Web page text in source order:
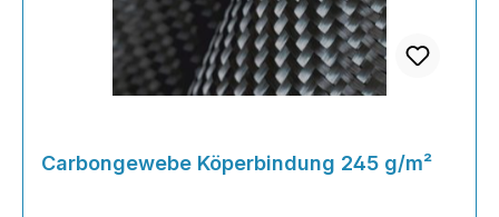
Carbongewebe Köperbindung 245 g/m²